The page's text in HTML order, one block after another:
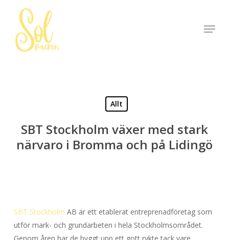
content
Menu
Allt
SBT Stockholm växer med stark
närvaro i Bromma och på Lidingö
SBT Stockholm AB är ett etablerat entreprenadföretag som
utför mark- och grundarbeten i hela Stockholmsområdet.
Close